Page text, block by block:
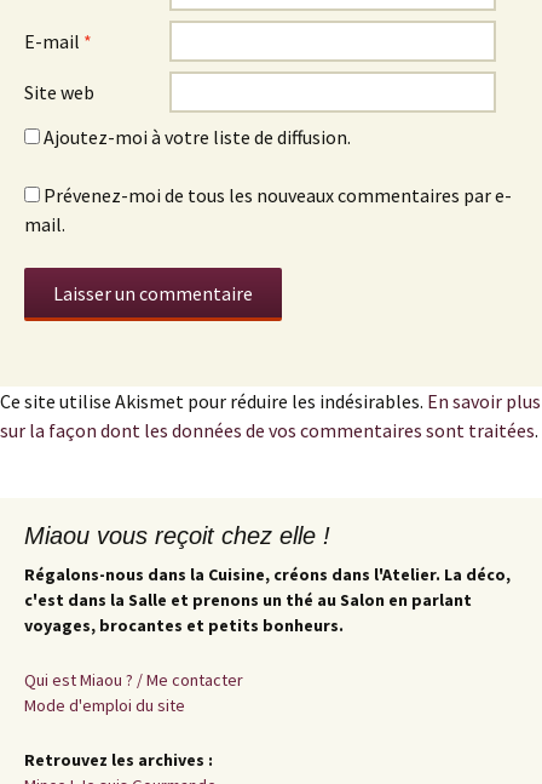
E-mail *
Site web
Ajoutez-moi à votre liste de diffusion.
Prévenez-moi de tous les nouveaux commentaires par e-
mail.
Ce site utilise Akismet pour réduire les indésirables. En savoir plus
sur la façon dont les données de vos commentaires sont traitées.
Miaou vous reçoit chez elle !
Régalons-nous dans la Cuisine, créons dans l'Atelier. La déco,
c'est dans la Salle et prenons un thé au Salon en parlant
voyages, brocantes et petits bonheurs.
Qui est Miaou ? / Me contacter
Mode d'emploi du site
Retrouvez les archives :